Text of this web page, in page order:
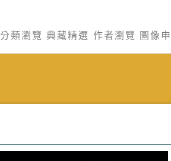
分類瀏覽 典藏精選 作者瀏覽 圖像